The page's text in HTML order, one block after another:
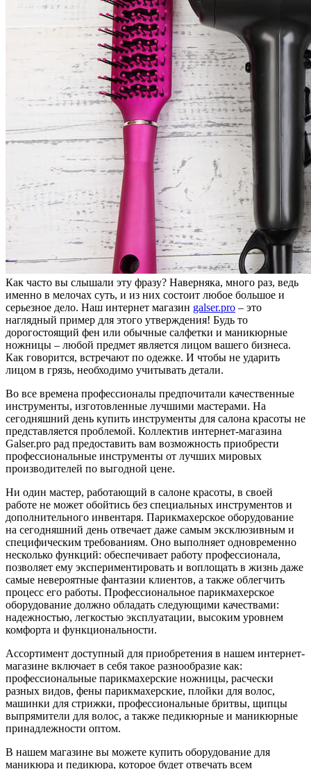
Как часто вы слышали эту фразу? Наверняка, много раз, ведь
именно в мелочах суть, и из них состоит любое большое и
серьезное дело. Наш интернет магазин galser.pro – это
наглядный пример для этого утверждения! Будь то
дорогостоящий фен или обычные салфетки и маникюрные
ножницы – любой предмет является лицом вашего бизнеса.
Как говорится, встречают по одежке. И чтобы не ударить
лицом в грязь, необходимо учитывать детали.
Во все времена профессионалы предпочитали качественные
инструменты, изготовленные лучшими мастерами. На
сегодняшний день купить инструменты для салона красоты не
представляется проблемой. Коллектив интернет-магазина
Galser.pro рад предоставить вам возможность приобрести
профессиональные инструменты от лучших мировых
производителей по выгодной цене.
Ни один мастер, работающий в салоне красоты, в своей
работе не может обойтись без специальных инструментов и
дополнительного инвентаря. Парикмахерское оборудование
на сегодняшний день отвечает даже самым эксклюзивным и
специфическим требованиям. Оно выполняет одновременно
несколько функций: обеспечивает работу профессионала,
позволяет ему экспериментировать и воплощать в жизнь даже
самые невероятные фантазии клиентов, а также облегчить
процесс его работы. Профессиональное парикмахерское
оборудование должно обладать следующими качествами:
надежностью, легкостью эксплуатации, высоким уровнем
комфорта и функциональности.
Ассортимент доступный для приобретения в нашем интернет-
магазине включает в себя такое разнообразие как:
профессиональные парикмахерские ножницы, расчески
разных видов, фены парикмахерские, плойки для волос,
машинки для стрижки, профессиональные бритвы, щипцы
выпрямители для волос, а также педикюрные и маникюрные
принадлежности оптом.
В нашем магазине вы можете купить оборудование для
маникюра и педикюра, которое будет отвечать всем